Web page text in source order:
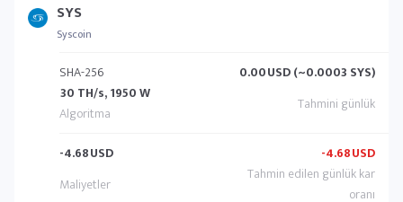
SYS
Syscoin
SHA-256
30 TH/s, 1950 W
0.00USD (~0.0003 SYS)
-4.68USD -4.68USD